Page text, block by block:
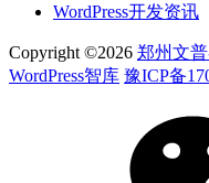
WordPress开发资讯
Copyright ©2026 郑州文
WordPress智库 豫ICP备